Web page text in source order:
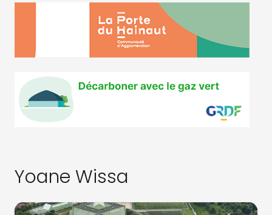
Yoane Wissa